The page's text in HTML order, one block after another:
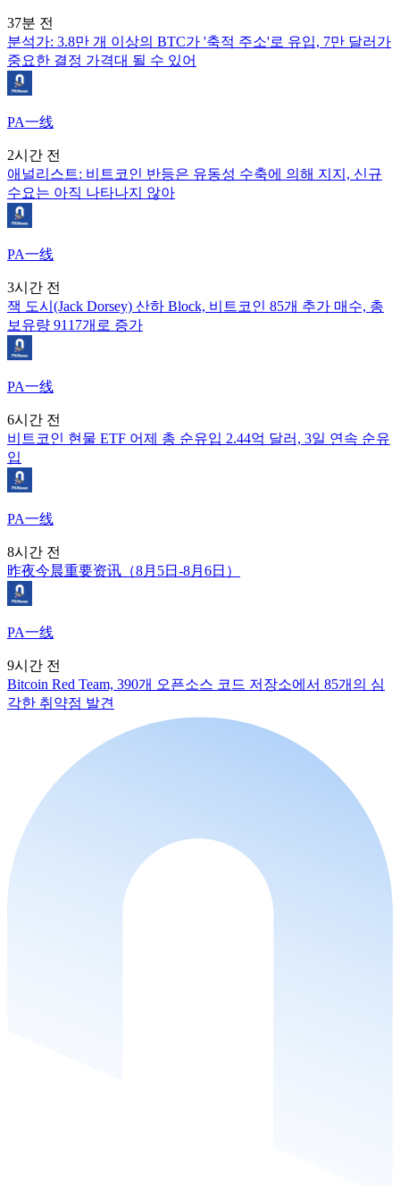
37분 전
분석가: 3.8만 개 이상의 BTC가 '축적 주소'로 유입, 7만 달러가
중요한 결정 가격대 될 수 있어
PA一线
2시간 전
애널리스트: 비트코인 반등은 유동성 수축에 의해 지지, 신규
수요는 아직 나타나지 않아
PA一线
3시간 전
잭 도시(Jack Dorsey) 산하 Block, 비트코인 85개 추가 매수, 총
보유량 9117개로 증가
PA一线
6시간 전
비트코인 현물 ETF 어제 총 순유입 2.44억 달러, 3일 연속 순유
입
PA一线
8시간 전
昨夜今晨重要资讯（8月5日-8月6日）
PA一线
9시간 전
Bitcoin Red Team, 390개 오픈소스 코드 저장소에서 85개의 심
각한 취약점 발견